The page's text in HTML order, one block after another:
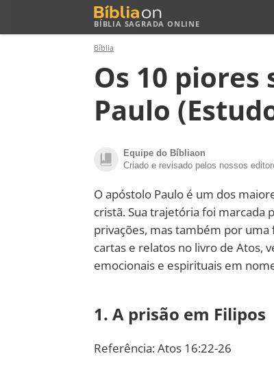
BÍBLIA SAGRADA ONLINE
Bíblia
Os 10
Paulo
Equipe do Bíbliaon
Criado e revisado pelos nossos
O apóstolo Paulo é um dos
cristã. Sua trajetória foi marcada
privações, mas também por
cartas e relatos no livro de Atos,
emocionais e espirituais em
1. A prisão em Filipos
Referência: Atos 16:22-26